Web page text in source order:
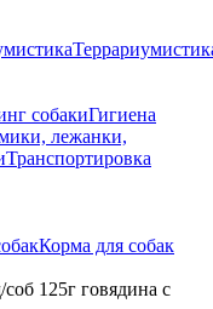
собакиГигиена
лежанки,
Транспортировка
Корма для собак
125г говядина с